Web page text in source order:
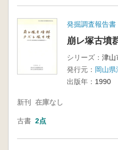
発掘調査報告書
崩レ塚古墳
シリーズ：
発行元： 岡山
出版年： 1990
新刊 在庫なし
古書 2点